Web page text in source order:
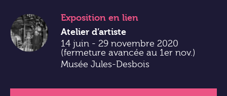
Exposition en lien
Atelier d’artiste
14 juin - 29 novembre 2020
(fermeture avancée au 1er nov.)
Musée Jules-Desbois